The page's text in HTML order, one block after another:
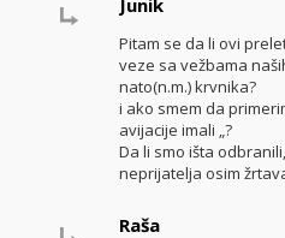
Pitam se da li ovi
veze sa vežbama
nato(n.m.) krvnika?
i ako smem da
avijacije imali „?
Da li smo išta
neprijatelja osim
Raša